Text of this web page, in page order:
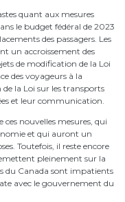
quant aux mesures
le budget fédéral de 2023
des passagers. Les
un accroissement des
de modification de la Loi
des voyageurs à la
la Loi sur les transports
et leur communication.
ces nouvelles mesures, qui
et qui auront un
Toutefois, il reste encore
pleinement sur la
du Canada sont impatients
avec le gouvernement du